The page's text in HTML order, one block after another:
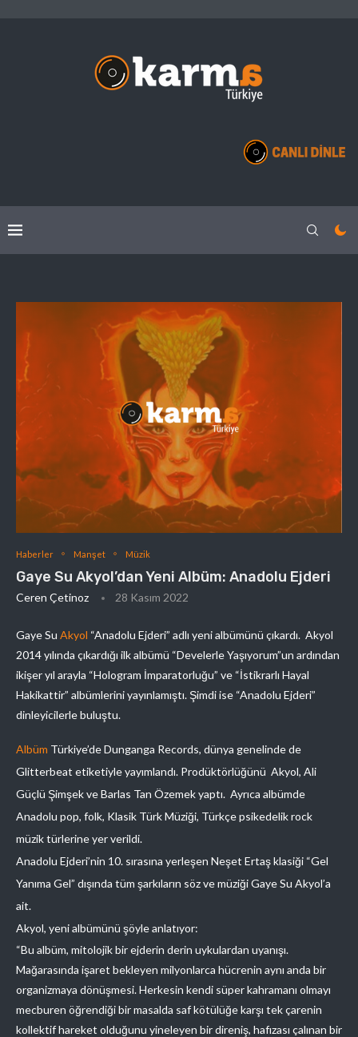
Haberler Manşet Müzik
Gaye Su Akyol’dan Yeni Albüm: Anadolu Ejderi
Ceren Çetinoz 28 Kasım 2022
Gaye Su Akyol “Anadolu Ejderi” adlı yeni albümünü çıkardı. Akyol
2014 yılında çıkardığı ilk albümü “Develerle Yaşıyorum”un ardından
ikişer yıl arayla “Hologram İmparatorluğu” ve “İstikrarlı Hayal
Hakikattir” albümlerini yayınlamıştı. Şimdi ise “Anadolu Ejderi”
dinleyicilerle buluştu.
Albüm Türkiye’de Dunganga Records, dünya genelinde de
Glitterbeat etiketiyle yayımlandı. Prodüktörlüğünü Akyol, Ali
Güçlü Şimşek ve Barlas Tan Özemek yaptı. Ayrıca albümde
Anadolu pop, folk, Klasik Türk Müziği, Türkçe psikedelik rock
müzik türlerine yer verildi.
Anadolu Ejderi’nin 10. sırasına yerleşen Neşet Ertaş klasiği “Gel
Yanıma Gel” dışında tüm şarkıların söz ve müziği Gaye Su Akyol’a
ait.
Akyol, yeni albümünü şöyle anlatıyor:
“Bu albüm, mitolojik bir ejderin derin uykulardan uyanışı.
Mağarasında işaret bekleyen milyonlarca hücrenin aynı anda bir
organizmaya dönüşmesi. Herkesin kendi süper kahramanı olmayı
mecburen öğrendiği bir masalda saf kötülüğe karşı tek çarenin
kollektif hareket olduğunu yineleyen bir direniş, hafızası çalınan bir